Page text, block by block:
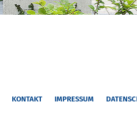
KONTAKT IMPRESSUM